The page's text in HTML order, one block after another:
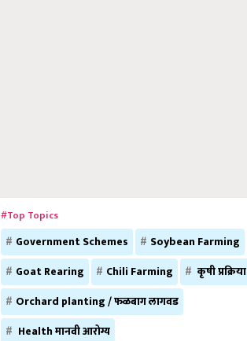
#Top Topics
Government Schemes
Soybean Farming
Goat Rearing
Chili Farming
कृषी प्रक्रिया
Orchard planting / फळबाग लागवड
Health मानवी आरोग्य